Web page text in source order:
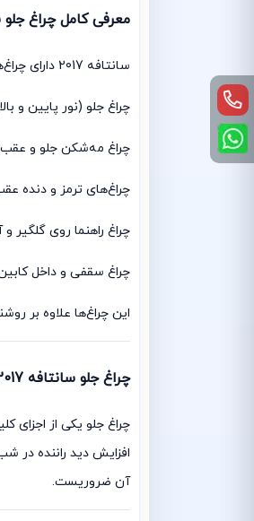
معرفی کامل چراغ جلو سانتافه
سانتافه 2017 دارای چراغ‌هایی با طراحی پیشرفته و جذاب است که در مدل‌های فول آپشن معمولاً از چراغ‌های LED و Daylight استفاده شده است. سیستم روشنایی این خودرو شامل:
چراغ جلو (نور پایین و
چراغ مه‌شکن جلو و عقب
چراغ‌های ترمز و دنده
چراغ راهنما روی گلگیر و
چراغ سقفی و داخل
این چراغ‌ها علاوه بر
چراغ جلو سانتافه 2017 استوک؛ انتخابی اقتصادی و باکیفیت
آن ضروریست.